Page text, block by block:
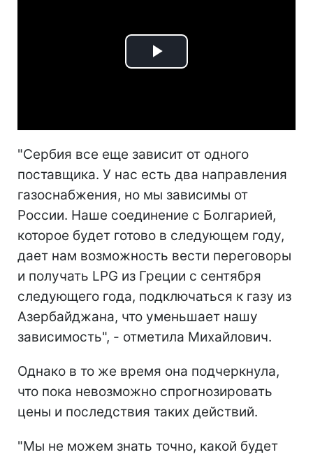
Play
"Сербия все еще зависит от одного
поставщика. У нас есть два направления
газоснабжения, но мы зависимы от
России. Наше соединение с Болгарией,
которое будет готово в следующем году,
дает нам возможность вести переговоры
и получать LPG из Греции с сентября
следующего года, подключаться к газу из
Азербайджана, что уменьшает нашу
зависимость", - отметила Михайлович.
Однако в то же время она подчеркнула,
что пока невозможно спрогнозировать
цены и последствия таких действий.
"Мы не можем знать точно, какой будет